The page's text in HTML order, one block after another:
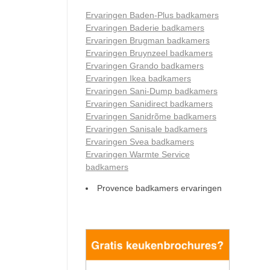
Ervaringen Baden-Plus badkamers
Ervaringen Baderie badkamers
Ervaringen Brugman badkamers
Ervaringen Bruynzeel badkamers
Ervaringen Grando badkamers
Ervaringen Ikea badkamers
Ervaringen Sani-Dump badkamers
Ervaringen Sanidirect badkamers
Ervaringen Sanidrõme badkamers
Ervaringen Sanisale badkamers
Ervaringen Svea badkamers
Ervaringen Warmte Service
badkamers
Provence badkamers ervaringen